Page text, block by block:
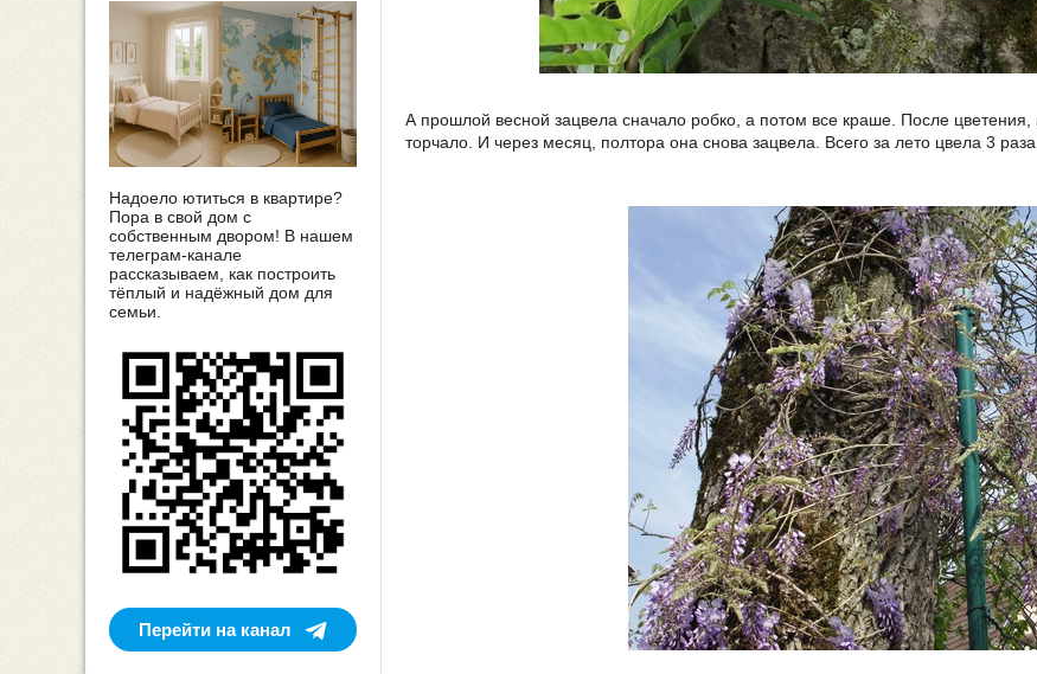
А прошлой весной зацвела сначало робко, а потом все краше. После цветения,
торчало. И через месяц, полтора она снова зацвела. Всего за лето цвела 3
Надоело ютиться в квартире?
Пора в свой дом с
собственным двором! В нашем
телеграм-канале
рассказываем, как построить
тёплый и надёжный дом для
семьи.
Перейти на канал